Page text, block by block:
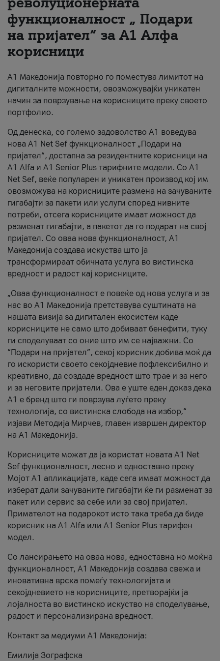
За нас
#ПодобарОнлајн
функционалност „ Подари
на пријател“ за А1 Алфа
корисници
А1 Македонија повторно го поместува лимитот на
дигиталните можности, овозможувајќи уникатен
начин за поврзување на корисниците преку своето
портфолио.
Од денеска, со големо задоволство А1 воведува
нова A1 Net Sef функционалност „Подари на
пријател“, достапна за резидентните корисници на
А1 Alfa и A1 Senior Plus тарифните модели. Со A1
Net Sef, веќе популарен и уникатен производ кој им
овозможува на корисниците размена на зачуваните
гигабајти за пакети или услуги според нивните
потреби, отсега корисниците имаат можност да
разменат гигабајти, а пакетот да го подарат на свој
пријател. Со оваа нова функционалност, А1
Македонија создава искуства што ја
трансформираат обичната услуга во вистинска
вредност и радост кај корисниците.
„Оваа функционалност е повеќе од нова услуга и за
нас во А1 Македонија претставува суштината на
нашата визија за дигитален екосистем каде
корисниците не само што добиваат бенефити, туку
ги споделуваат со оние што им се најважни. Со
“Подари на пријател”, секој корисник добива моќ да
го искористи своето секојдневие пофлексибилно и
креативно, да создаде вредност што трае и за него
и за неговите пријатели. Ова е уште еден доказ дека
А1 е бренд што ги поврзува луѓето преку
технологија, со вистинска слобода на избор,“
изјави Методија Мирчев, главен извршен директор
на А1 Македонија.
Корисниците можат да ја користат новата А1 Net
Sef функционалност, лесно и едноставно преку
Мојот А1 апликацијата, каде сега имаат можност да
изберат дали зачуваните гигабајти ќе ги разменат за
пакет или сервис за себе или за свој пријател.
Примателот на подарокот исто така треба да биде
корисник на А1 Alfa или A1 Senior Plus тарифен
модел.
Со лансирањето на оваа нова, едноставна но моќна
функционалност, А1 Македонија создава свежа и
иновативна врска помеѓу технологијата и
секојдневието на корисниците, претворајќи ја
лојалноста во вистинско искуство на споделување,
радост и персонализирана вредност.
Контакт за медиуми А1 Македонија:
Емилија Зографска